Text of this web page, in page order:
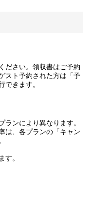
ださい。領収書はご予約
スト予約された方は「予
できます。
ランにより異なります。
は、各プランの「キャン
す。